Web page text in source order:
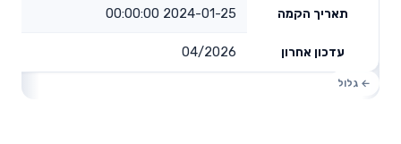
תאריך הקמה 2024-01-25 00:00:00
עדכון אחרון 04/2026